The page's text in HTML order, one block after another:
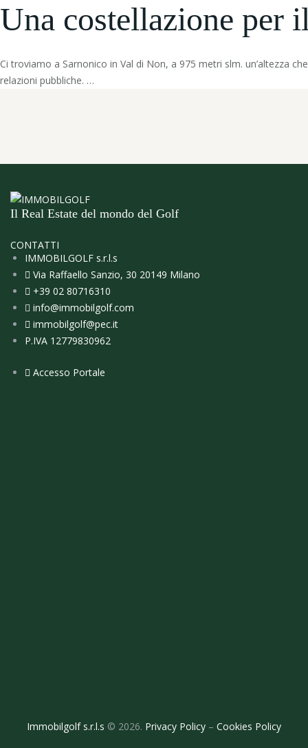
Una costellazione
Ci troviamo a Sarnonico in Val di Non, a 975 metri slm. un’altezza
relazioni pubbliche. …
Il Real Estate del mondo del Golf
CONTATTI
IMMOBILGOLF s.r.l.s
Via Raffaello Sanzio, 30 20149 Milano
+39 02 80716310
info@immobilgolf.com
immobilgolf@pec.it
P.IVA 12779830962
Accesso Portale
Immobilgolf s.r.l.s © 2026. Privacy Policy – Cookies Policy